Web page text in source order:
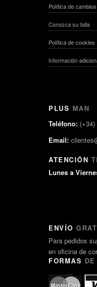
Política de
Conozca su talla
Política de cookies
Información
PLUS MAN
Teléfono:
Email:
ATENCIÓN
Lunes a
ENVÍO
Para pedidos
en oficina de
FORMAS